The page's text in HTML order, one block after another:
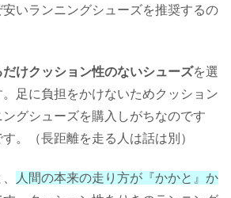
安いランニングシューズを推奨するの
だけクッション性のないシューズを選
足に負担をかけないためクッション
グシューズを購入しがちなのです
。（長距離を走る人は話は別）
人間の本来の走り方が『かかと』か